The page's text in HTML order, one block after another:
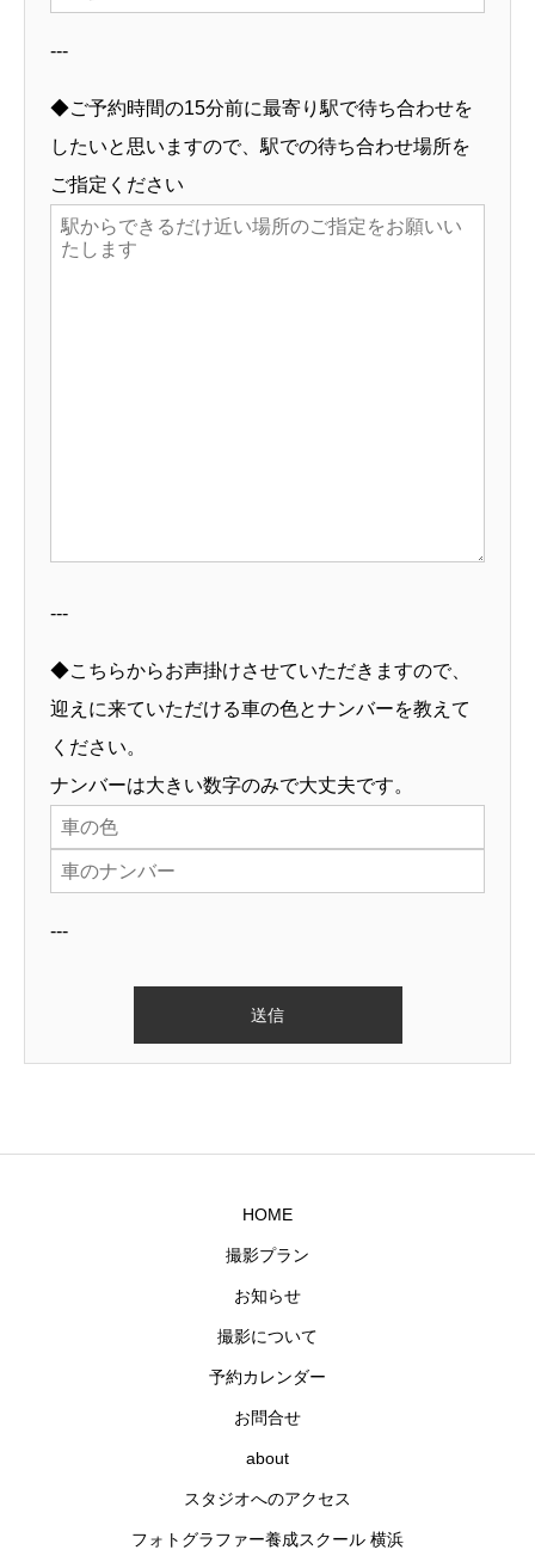
---
◆ご予約時間の15分前に最寄り駅で待ち合わせを
したいと思いますので、駅での待ち合わせ場所を
ご指定ください
---
◆こちらからお声掛けさせていただきますので、
迎えに来ていただける車の色とナンバーを教えて
ください。
ナンバーは大きい数字のみで大丈夫です。
---
HOME
撮影プラン
お知らせ
撮影について
予約カレンダー
お問合せ
about
スタジオへのアクセス
フォトグラファー養成スクール 横浜